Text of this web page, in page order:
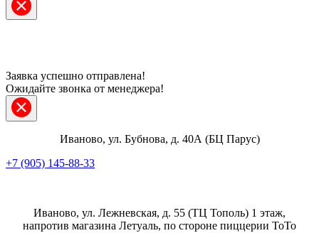
Заявка успешно отправлена!
Ожидайте звонка от менеджера!
Иваново, ул. Бубнова, д. 40А (БЦ Парус)
+7 (905) 145-88-33
Иваново, ул. Лежневская, д. 55 (ТЦ Тополь) 1 этаж,
напротив магазина Летуаль, по стороне пиццерии ТоТо